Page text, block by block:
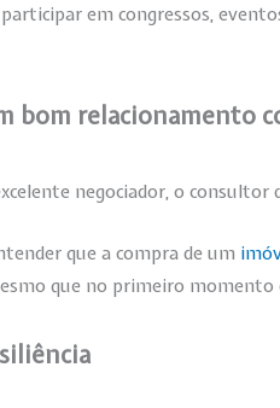
em congressos,
bom relacionamento
negociador, o consultor
que a compra de um
que no primeiro momento